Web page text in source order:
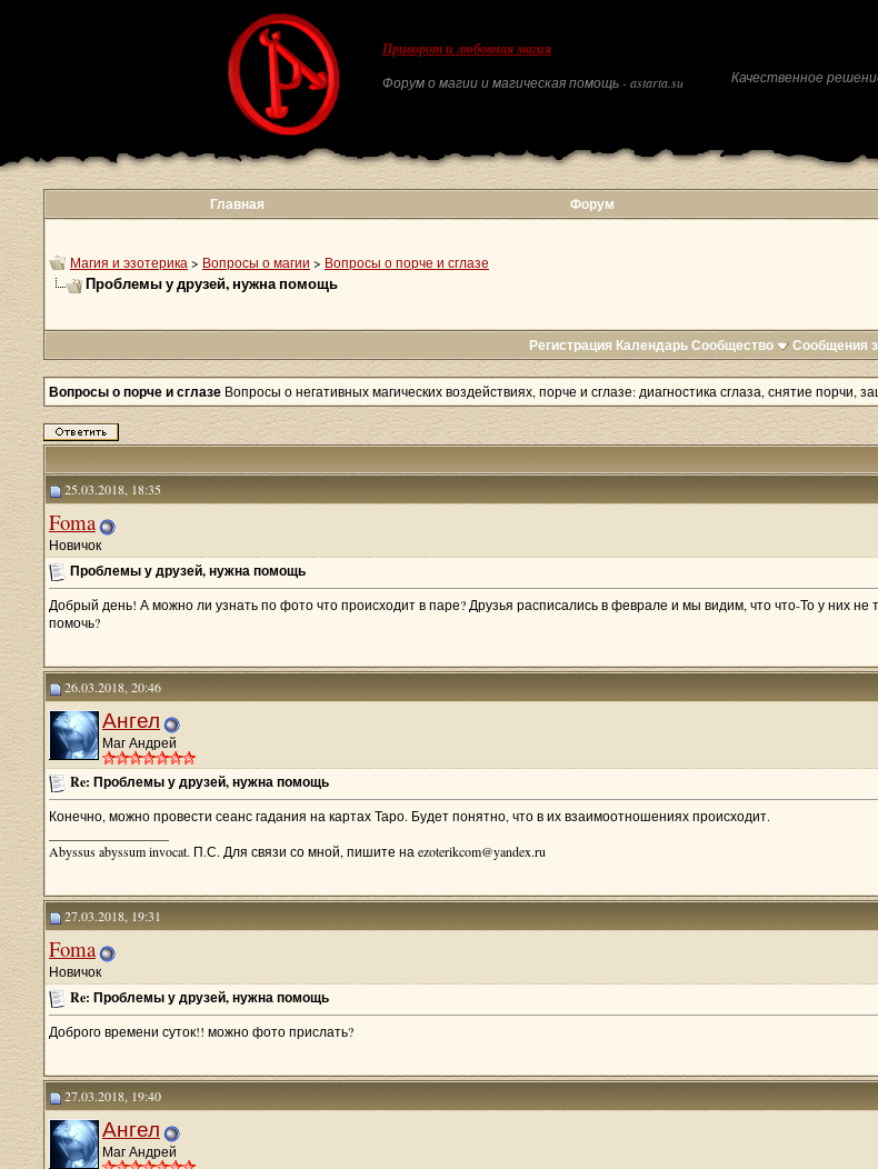
Приворот и любовная магия
Форум о магии и магическая помощь - astarta.su
Качественное
Главная Форум
Магия и эзотерика > Вопросы о магии > Вопросы о порче и сглазе
Проблемы у друзей, нужна помощь
Регистрация КалендарьСообщество Сообщения
Вопросы о порче и сглазе Вопросы о негативных магических воздействиях, порче и сглазе: диагностика сглаза, снятие порчи,
25.03.2018, 18:35
Foma
Новичок
Проблемы у друзей, нужна помощь
Добрый день! А можно ли узнать по фото что происходит в паре? Друзья расписались в феврале и мы видим, что что-То у них
помочь?
26.03.2018, 20:46
Ангел
Маг Андрей
Re: Проблемы у друзей, нужна помощь
Конечно, можно провести сеанс гадания на картах Таро. Будет понятно, что в их взаимоотношениях происходит.
Abyssus abyssum invocat. П.С. Для связи со мной, пишите на ezoterikcom@yandex.ru
27.03.2018, 19:31
Foma
Новичок
Re: Проблемы у друзей, нужна помощь
Доброго времени суток!! можно фото прислать?
27.03.2018, 19:40
Ангел
Маг Андрей